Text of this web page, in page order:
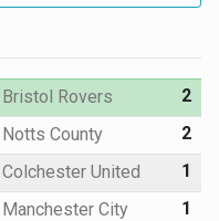
Bristol Rovers
2
Notts County
2
Colchester United
1
City
1